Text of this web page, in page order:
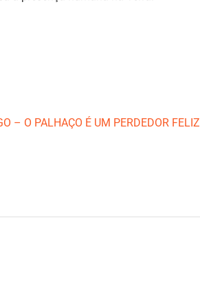
– O PALHAÇO É UM PERDEDOR FELIZ